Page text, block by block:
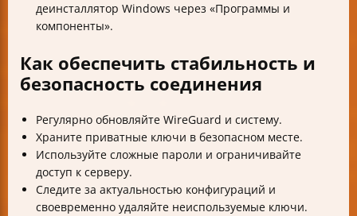
деинсталлятор Windows через «Программы и
компоненты».
Как обеспечить стабильность и
безопасность соединения
Регулярно обновляйте WireGuard и систему.
Храните приватные ключи в безопасном месте.
Используйте сложные пароли и ограничивайте
доступ к серверу.
Следите за актуальностью конфигураций и
своевременно удаляйте неиспользуемые ключи.